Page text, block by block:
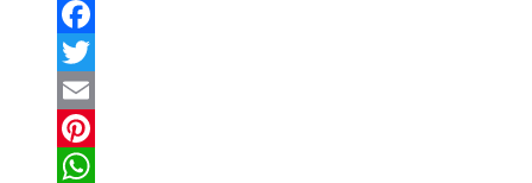
Facebook
Twitter
Email
Pinterest